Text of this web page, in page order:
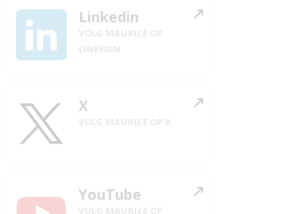
Linkedin
X
YouTube